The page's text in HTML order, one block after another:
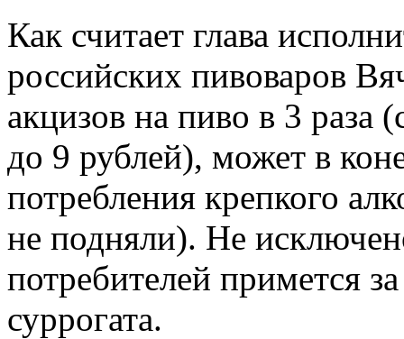
Как считает глава
российских пивоваров
акцизов на пиво в 3 раза
до 9 рублей), может в
потребления крепкого
не подняли). Не
потребителей примется
суррогата.